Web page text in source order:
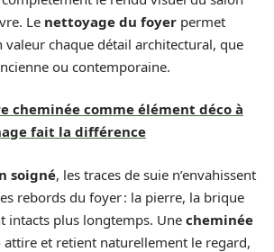
Le nettoyage du foyer permet
valeur chaque détail architectural, que
ou contemporaine.
cheminée comme élément déco à
fait la différence
soigné, les traces de suie n’envahissent
rebords du foyer : la pierre, la brique
intacts plus longtemps. Une cheminée
attire et retient naturellement le regard,